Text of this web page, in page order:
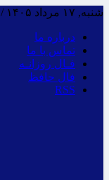
شنبه, ۱۷ مرداد ۱۴۰۵ / بعد از ظهر /
درباره ما
تماس با ما
فـال روزانـه
فال حافظ
RSS